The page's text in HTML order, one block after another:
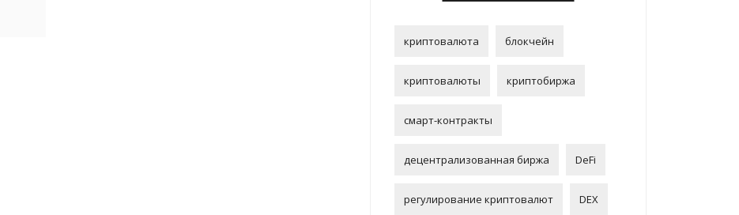
криптовалюта блокчейн
криптовалюты криптобиржа
смарт-контракты
децентрализованная биржа DeFi
регулирование криптовалют DEX